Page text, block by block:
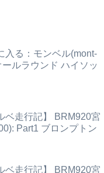
入る：モンベル(mont-
ルラウンド ハイソッ
ベ走行記】 BRM920宮
Part1 ブロンプトン
ベ走行記】 BRM920宮